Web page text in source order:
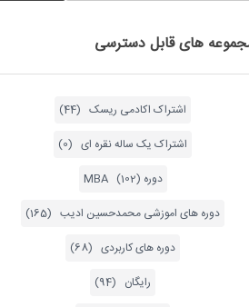
های قابل دسترسی
اشتراک اکادمی ریسک (44)
اشتراک یک ساله نقره ای (0)
دوره MBA (102)
دوره های اموزشی محمدحسین ادیب (165)
دوره های کاربردی (68)
رایگان (94)